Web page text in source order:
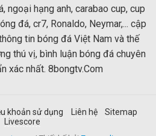
ngoại hạng anh, carabao cup, cup
đá, cr7, Ronaldo, Neymar,... cập
tin bóng đá Việt Nam và thế
thú vị, bình luận bóng đá chuyên
xác nhất. 8bongtv.Com
khoản sử dụng Liên hệ
Sitemap
Livescore